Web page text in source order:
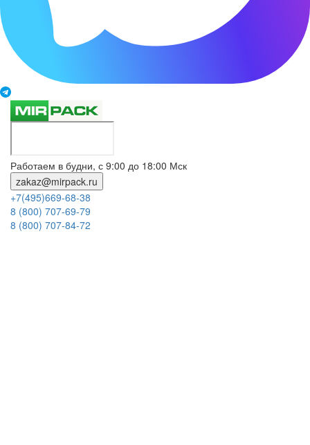
Работаем в будни, с 9:00 до 18:00 Мск
zakaz@mirpack.ru
+7(495)669-68-38
8 (800) 707-69-79
8 (800) 707-84-72